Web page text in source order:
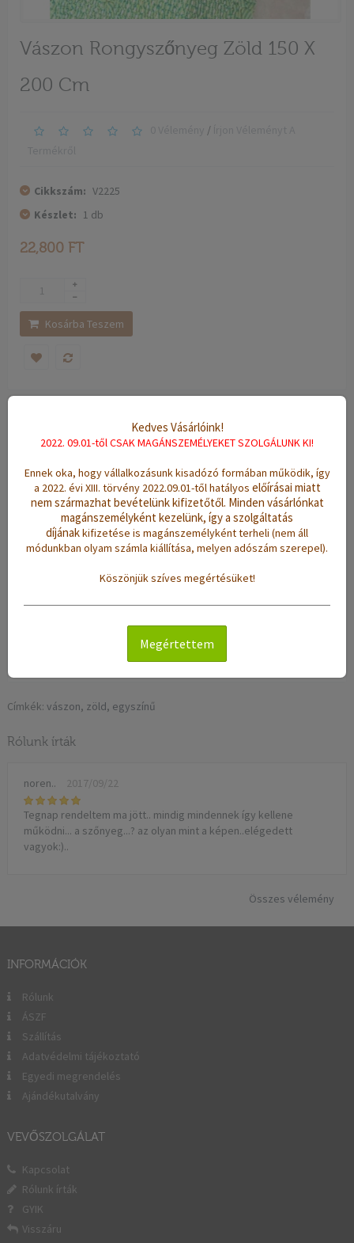
Vászon Rongyszőnyeg Zöld 150 X
200 Cm
/
Cikkszám: V2225
Készlet: 1 db
22,800 FT
Kosárba Teszem
Értékelések (0)
Szövés:kézi szövésű
Anyag:80% pamut, 20% polyester
(sz/h): 150 x 200 cm
Súly:2,5 Kg
hőszigetelő- és nedvszívó hatású, könnyen tisztítható
mosógépben 40 °C-on mosható
Címkék: vászon, zöld, egyszínű
Rólunk írták
noren.. 2017/09/22
Tegnap rendeltem ma jött.. mindig mindennek így kellene
működni... a szőnyeg...? az olyan mint a képen..elégedett
vagyok:)..
Összes vélemény
INFORMÁCIÓK
Rólunk
ÁSZF
Szállítás
Adatvédelmi tájékoztató
Egyedi megrendelés
Ajándékutalvány
VEVŐSZOLGÁLAT
Kapcsolat
Rólunk írták
GYIK
Visszáru
Kedves Vásárlóink!
2022. 09.01-től CSAK MAGÁNSZEMÉLYEKET SZOLGÁLUNK KI!
Ennek oka, hogy vállalkozásunk kisadózó formában működik, így
a 2022. évi XIII. törvény 2022.09.01-től hatályos előírásai miatt
nem származhat bevételünk kifizetőtől. Minden vásárlónkat
magánszemélyként kezelünk, így a szolgáltatás
díjánakkifizetése is magánszemélyként terheli (nem áll
módunkban olyam számla kiállítása, melyen adószám szerepel).
Köszönjük szíves megértésüket!
Megértettem